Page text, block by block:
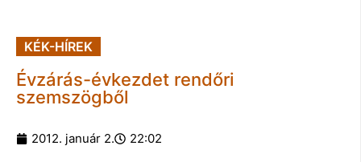
KÉK-HÍREK
Évzárás-évkezdet rendőri
szemszögből
2012. január 2. 22:02